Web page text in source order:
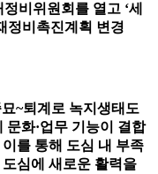
정비위원회를 열고 ‘세
정비촉진계획 변경
~퇴계로 녹지생태도
문화·업무 기능이 결합
이를 통해 도심 내 부족
도심에 새로운 활력을